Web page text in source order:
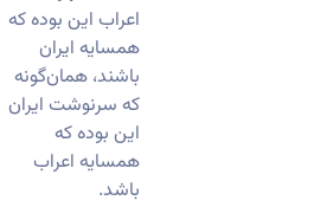
اعراب این بوده که
همسایه ایران
باشند، همان‌گونه
که سرنوشت ایران
این بوده که
همسایه اعراب
باشد.